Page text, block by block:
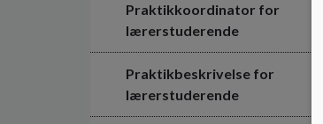
Praktikkoordinator for
lærerstuderende
Praktikbeskrivelse for
lærerstuderende